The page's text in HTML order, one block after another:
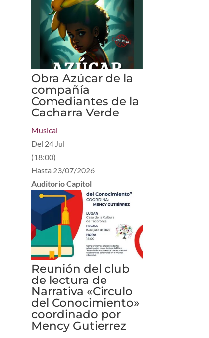
Obra Azúcar de la
compañía
Comediantes de la
Cacharra Verde
Musical
Del 24 Jul
(18:00)
Hasta 23/07/2026
Auditorio Capitol
Reunión del club
de lectura de
Narrativa «Circulo
del Conocimiento»
coordinado por
Mency Gutierrez